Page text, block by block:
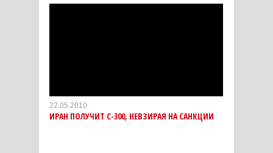
22.05.2010
ИРАН ПОЛУЧИТ С-300, НЕВЗИРАЯ НА САНКЦИИ